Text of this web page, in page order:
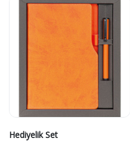
Hediyelik Set